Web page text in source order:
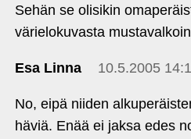
Sehän se olisikin
värielokuvasta
Esa Linna 10.5.2005
No, eipä niiden
häviä. Enää ei jaksa edes